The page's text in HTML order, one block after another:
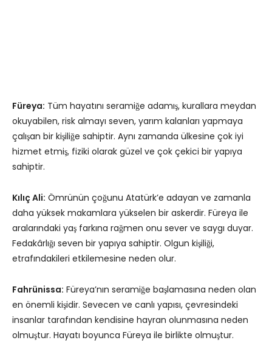
Füreya: Tüm hayatını seramiğe adamış, kurallara meydan
okuyabilen, risk almayı seven, yarım kalanları yapmaya
çalışan bir kişiliğe sahiptir. Aynı zamanda ülkesine çok iyi
hizmet etmiş, fiziki olarak güzel ve çok çekici bir yapıya
sahiptir.
Kılıç Ali: Ömrünün çoğunu Atatürk’e adayan ve zamanla
daha yüksek makamlara yükselen bir askerdir. Füreya ile
aralarındaki yaş farkına rağmen onu sever ve saygı duyar.
Fedakârlığı seven bir yapıya sahiptir. Olgun kişiliği,
etrafındakileri etkilemesine neden olur.
Fahrünissa: Füreya’nın seramiğe başlamasına neden olan
en önemli kişidir. Sevecen ve canlı yapısı, çevresindeki
insanlar tarafından kendisine hayran olunmasına neden
olmuştur. Hayatı boyunca Füreya ile birlikte olmuştur.